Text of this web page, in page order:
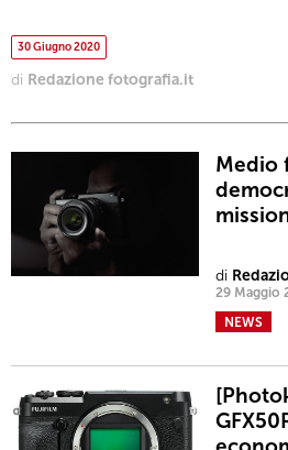
30 Giugno 2020
di Redazione fotografia.it
Medio
di
29 Maggio
NEWS